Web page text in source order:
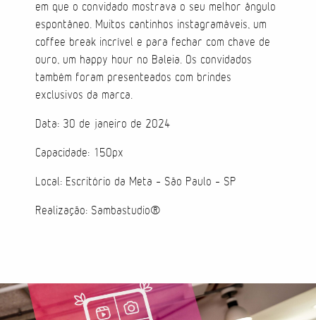
Produção de Evento
Suporte de Evento
Sacolas
Produtos
Tecnologia
em que o convidado mostrava o seu melhor ângulo
espontâneo. Muitos cantinhos instagramáveis, um
coffee break incrível e para fechar com chave de
ouro, um happy hour no Baleia. Os convidados
também foram presenteados com brindes
exclusivos da marca.
Data: 30 de janeiro de 2024
Capacidade: 150px
Local: Escritório da Meta - São Paulo - SP
Realização: Sambastudio®